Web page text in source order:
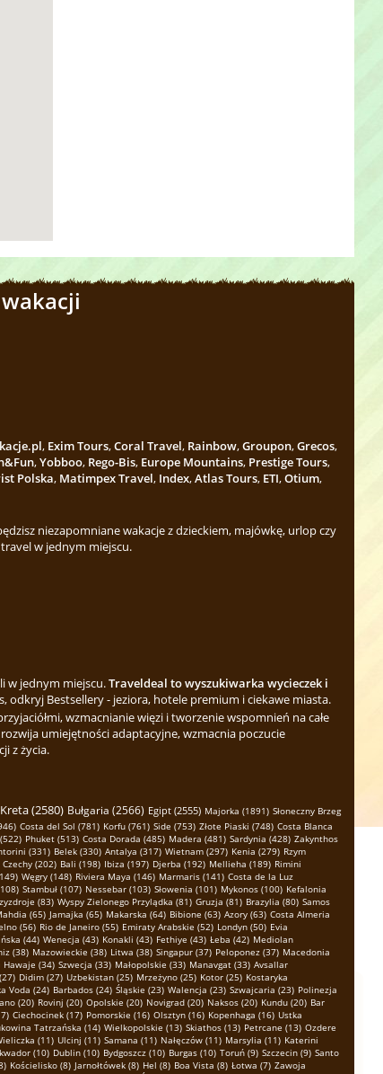
, Exim Tours,Coral Travel, Rainbow,Groupon,Grecos,
,Yobboo, Rego-Bis, Europe Mountains, Prestige Tours,
Polska, Matimpex Travel, Index,Atlas Tours, ETI,Otium,
niezapomniane wakacje z dzieckiem, majówkę, urlop czy
w jednym miejscu.
w jednym miejscu.Traveldeal to wyszukiwarka wycieczek i
odkryj Bestsellery - jeziora, hotele premium i ciekawe miasta.
wzmacnianie więzi i tworzenie wspomnień na całe
umiejętności adaptacyjne, wzmacnia poczucie
z życia.
Kreta (2580) Bułgaria (2566) Egipt (2555) Majorka (1891) Słoneczny Brzeg
Costa del Sol (781) Korfu (761) Side (753) Złote Piaski (748) Costa Blanca
Phuket (513) Costa Dorada (485) Madera (481) Sardynia (428) Zakynthos
(331) Belek (330) Antalya (317) Wietnam (297) Kenia (279) Rzym
Czechy (202) Bali (198) Ibiza (197) Djerba (192) Mellieha (189) Rimini
Węgry (148) Riviera Maya (146) Marmaris (141) Costa de la Luz
Stambuł (107) Nessebar (103) Słowenia (101) Mykonos (100) Kefalonia
(83) Wyspy Zielonego Przylądka (81) Gruzja (81) Brazylia (80) Samos
(65) Jamajka (65) Makarska (64) Bibione (63) Azory (63) Costa Almeria
(56) Rio de Janeiro (55) Emiraty Arabskie (52) Londyn (50) Evia
(44) Wenecja (43) Konakli (43) Fethiye (43) Łeba (42) Mediolan
(38) Mazowieckie (38) Litwa (38) Singapur (37) Peloponez (37) Macedonia
Hawaje (34) Szwecja (33) Małopolskie (33) Manavgat (33) Avsallar
Didim (27) Uzbekistan (25) Mrzeżyno (25) Kotor (25) Kostaryka
Voda (24) Barbados (24) Śląskie (23) Walencja (23) Szwajcaria (23) Polinezja
(20) Rovinj (20) Opolskie (20) Novigrad (20) Naksos (20) Kundu (20) Bar
Ciechocinek (17) Pomorskie (16) Olsztyn (16) Kopenhaga (16) Ustka
Tatrzańska (14) Wielkopolskie (13) Skiathos (13) Petrcane (13) Ozdere
(11) Ulcinj (11) Samana (11) Nałęczów (11) Marsylia (11) Katerini
(10) Dublin (10) Bydgoszcz (10) Burgas (10) Toruń (9) Szczecin (9) Santo
Kościelisko (8) Jarnołtówek (8) Hel (8) Boa Vista (8) Łotwa (7) Zawoja